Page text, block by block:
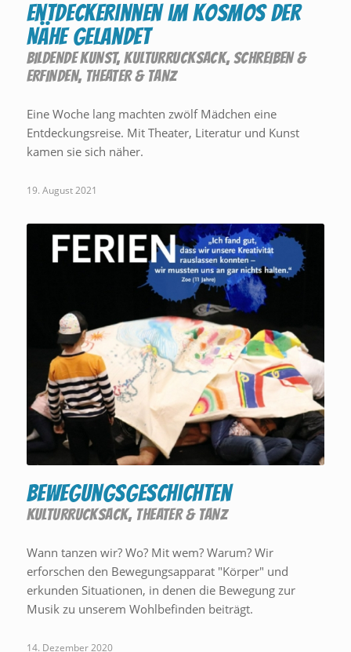
Entdeckerinnen im Kosmos der
Nähe gelandet
BILDENDE KUNST,KULTURRUCKSACK,SCHREIBEN &
ERFINDEN, THEATER & TANZ
Eine Woche lang machten zwölf Mädchen eine
Entdeckungsreise. Mit Theater, Literatur und Kunst
kamen sie sich näher.
19. August 2021
Bewegungsgeschichten
KULTURRUCKSACK, THEATER & TANZ
Wann tanzen wir? Wo? Mit wem? Warum? Wir
erforschen den Bewegungsapparat "Körper" und
erkunden Situationen, in denen die Bewegung zur
Musik zu unserem Wohlbefinden beiträgt.
14. Dezember 2020